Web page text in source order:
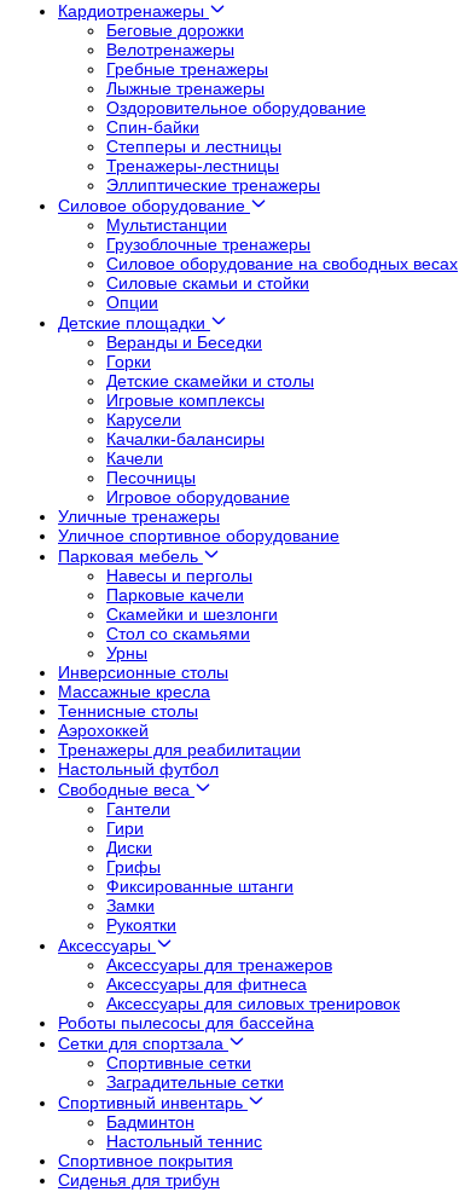
Кардиотренажеры
Беговые дорожки
Велотренажеры
Гребные тренажеры
Лыжные тренажеры
Оздоровительное оборудование
Спин-байки
Степперы и лестницы
Тренажеры-лестницы
Эллиптические тренажеры
Силовое оборудование
Мультистанции
Грузоблочные тренажеры
Силовое оборудование на свободных весах
Силовые скамьи и стойки
Опции
Детские площадки
Веранды и Беседки
Горки
Детские скамейки и столы
Игровые комплексы
Карусели
Качалки-балансиры
Качели
Песочницы
Игровое оборудование
Уличные тренажеры
Уличное спортивное оборудование
Парковая мебель
Навесы и перголы
Парковые качели
Скамейки и шезлонги
Стол со скамьями
Урны
Инверсионные столы
Массажные кресла
Теннисные столы
Аэрохоккей
Тренажеры для реабилитации
Настольный футбол
Свободные веса
Гантели
Гири
Диски
Грифы
Фиксированные штанги
Замки
Рукоятки
Аксессуары
Аксессуары для тренажеров
Аксессуары для фитнеса
Аксессуары для силовых тренировок
Роботы пылесосы для бассейна
Сетки для спортзала
Спортивные сетки
Заградительные сетки
Спортивный инвентарь
Бадминтон
Настольный теннис
Спортивное покрытия
Сиденья для трибун